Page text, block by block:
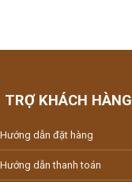
TRỢ KHÁCH HÀNG
Hướng dẫn đặt hàng
Hướng dẫn thanh toán